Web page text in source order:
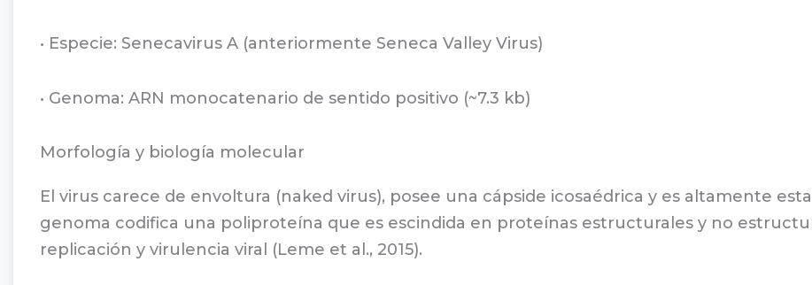
• Especie: Senecavirus A (anteriormente Seneca Valley Virus)
• Genoma: ARN monocatenario de sentido positivo (~7.3 kb)
Morfología y biología molecular
El virus carece de envoltura (naked virus), posee una cápside icosaédrica y es altamente
genoma codifica una poliproteína que es escindida en proteínas estructurales y no
replicación y virulencia viral (Leme et al., 2015).